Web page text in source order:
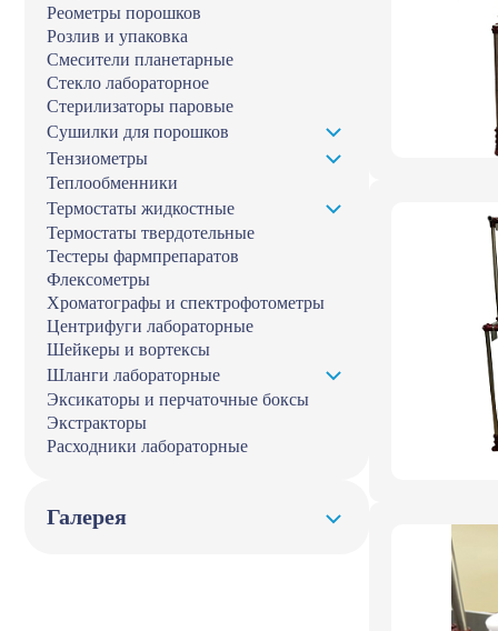
Реометры порошков
Розлив и упаковка
Смесители планетарные
Стекло лабораторное
Стерилизаторы паровые
Сушилки для порошков
Тензиометры
Теплообменники
Термостаты жидкостные
Термостаты твердотельные
Тестеры фармпрепаратов
Флексометры
Хроматографы и спектрофотометры
Центрифуги лабораторные
Шейкеры и вортексы
Шланги лабораторные
Эксикаторы и перчаточные боксы
Экстракторы
Расходники лабораторные
Галерея